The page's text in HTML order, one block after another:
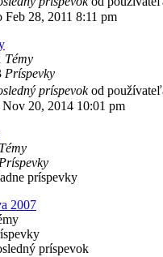
Feb 28, 2011 8:11 pm
Témy
Príspevky
príspevokod
Nov 20, 2014 10:01 pm
Témy
príspevky
2007
príspevok